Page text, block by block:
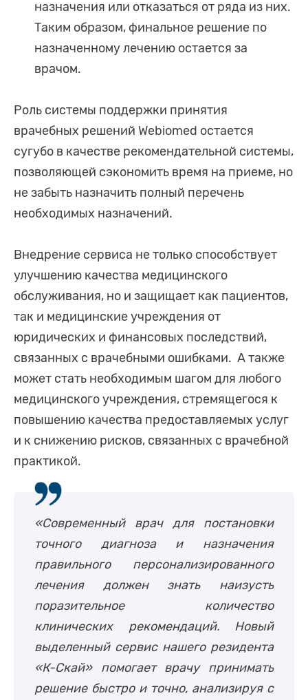
назначения или отказаться от ряда из них.
Таким образом, финальное решение по
назначенному лечению остается за
врачом.
Роль системы поддержки принятия
врачебных решений Webiomed остается
сугубо в качестве рекомендательной системы,
позволяющей сэкономить время на приеме, но
не забыть назначить полный перечень
необходимых назначений.
Внедрение сервиса не только способствует
улучшению качества медицинского
обслуживания, но и защищает как пациентов,
так и медицинские учреждения от
юридических и финансовых последствий,
связанных с врачебными ошибками. А также
может стать необходимым шагом для любого
медицинского учреждения, стремящегося к
повышению качества предоставляемых услуг
и к снижению рисков, связанных с врачебной
практикой.
«Современный врач для постановки
точного диагноза и назначения
правильного персонализированного
лечения должен знать наизусть
поразительное количество
клинических рекомендаций. Новый
выделенный сервис нашего резидента
«К-Скай» помогает врачу принимать
решение быстро и точно, анализируя с